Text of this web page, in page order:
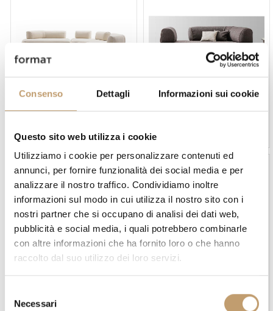
Consenso Dettagli Informazioni sui cookie
Questo sito web utilizza i cookie
Utilizziamo i cookie per personalizzare contenuti ed
annunci, per fornire funzionalità dei social media e per
analizzare il nostro traffico. Condividiamo inoltre
informazioni sul modo in cui utilizza il nostro sito con i
nostri partner che si occupano di analisi dei dati web,
pubblicità e social media, i quali potrebbero combinarle
con altre informazioni che ha fornito loro o che hanno
raccolto dal suo utilizzo dei loro servizi.
Necessari
Ditre Italia
Prix sur demande
Ditre Italia
Prix sur demande
Ditre Italia
Canapé Kim - Ditre Italia
Ditre Italia
Canapé Kim High - Ditre